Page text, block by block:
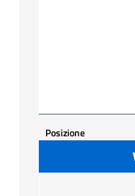
Posizione